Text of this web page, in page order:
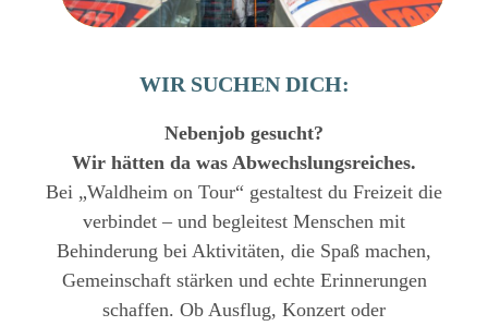
WIR SUCHEN DICH:
Nebenjob gesucht?
Wir hätten da was Abwechslungsreiches.
Bei „Waldheim on Tour“ gestaltest du Freizeit die
verbindet – und begleitest Menschen mit
Behinderung bei Aktivitäten, die Spaß machen,
Gemeinschaft stärken und echte Erinnerungen
schaffen. Ob Ausflug, Konzert oder